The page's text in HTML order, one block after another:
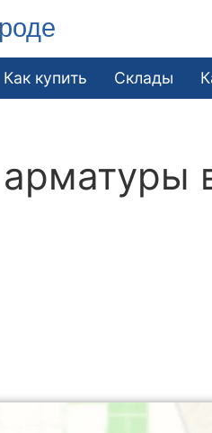
Как купить Склады